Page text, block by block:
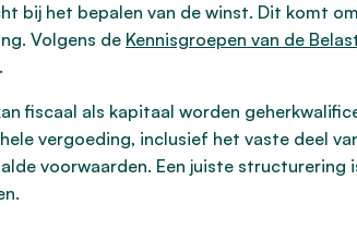
bij het bepalen van de winst. Dit komt
Volgens de Kennisgroepen van de
fiscaal als kapitaal worden
vergoeding, inclusief het vaste deel
voorwaarden. Een juiste structurering